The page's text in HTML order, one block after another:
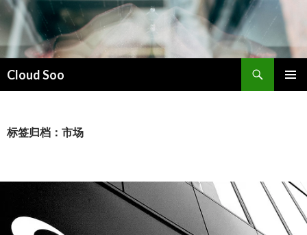
Cloud Soo
索
文
标签归档：市场